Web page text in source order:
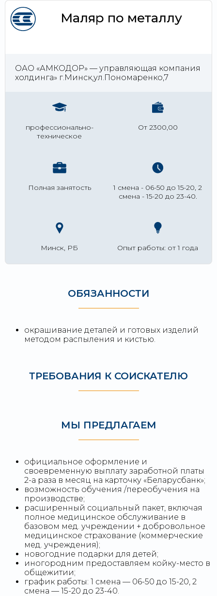
Маляр по металлу
ОАО «АМКОДОР» — управляющая компания
холдинга» г.Минск,ул.Пономаренко,7
профессионально-
техническое
От 2300,00
Полная занятость
1 смена - 06-50 до 15-20, 2
смена - 15-20 до 23-40.
Минск, РБ Опыт работы: от 1 года
ОБЯЗАННОСТИ
окрашивание деталей и готовых изделий
методом распыления и кистью.
ТРЕБОВАНИЯ К СОИСКАТЕЛЮ
МЫ ПРЕДЛАГАЕМ
официальное оформление и
своевременную выплату заработной платы
2-а раза в месяц на карточку «Беларусбанк»;
возможность обучения /переобучения на
производстве;
расширенный социальный пакет, включая
полное медицинское обслуживание в
базовом мед. учреждении + добровольное
медицинское страхование (коммерческие
мед. учреждения);
новогодние подарки для детей;
иногородним предоставляем койку-место в
общежитии;
график работы: 1 смена — 06-50 до 15-20, 2
смена — 15-20 до 23-40.